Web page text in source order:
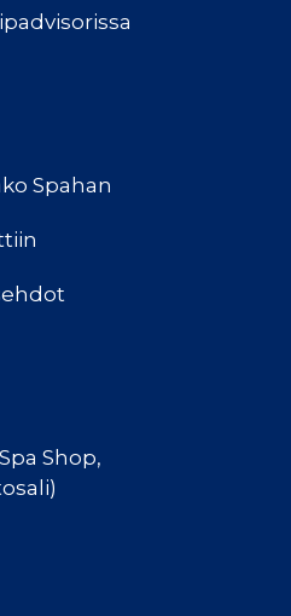
Spahan
Shop,